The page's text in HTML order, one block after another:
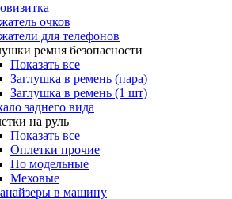
очков
для телефонов
ремня безопасности
Показать все
Заглушка в ремень (пара)
Заглушка в ремень (1 шт)
заднего вида
на руль
Показать все
Оплетки прочиe
По модельные
Меховые
в машину